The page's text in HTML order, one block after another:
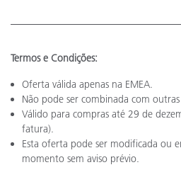
Termos e Condições:
Oferta válida apenas na EMEA.
Não pode ser combinada com
Válido para compras até 29 de
fatura).
Esta oferta pode ser modificada ou
momento sem aviso prévio.